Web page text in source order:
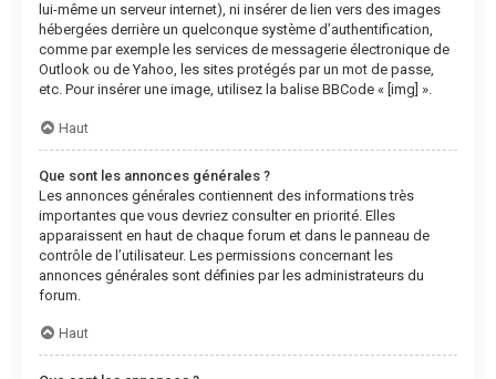
lui-même un serveur internet), ni insérer de lien vers des images
hébergées derrière un quelconque système d’authentification,
comme par exemple les services de messagerie électronique de
Outlook ou de Yahoo, les sites protégés par un mot de passe,
etc. Pour insérer une image, utilisez la balise BBCode « [img] ».
Haut
Que sont les annonces générales ?
Les annonces générales contiennent des informations très
importantes que vous devriez consulter en priorité. Elles
apparaissent en haut de chaque forum et dans le panneau de
contrôle de l’utilisateur. Les permissions concernant les
annonces générales sont définies par les administrateurs du
forum.
Haut